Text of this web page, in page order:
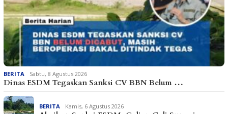
BERITA Sabtu, 8 Agustus 2026
Dinas ESDM Tegaskan Sanksi CV BBN Belum …
BERITA Kamis, 6 Agustus 2026